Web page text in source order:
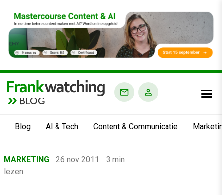
BLOG
Blog AI & Tech Content & Communicatie
›MARKETING 26 nov 2011
3 min
lezen